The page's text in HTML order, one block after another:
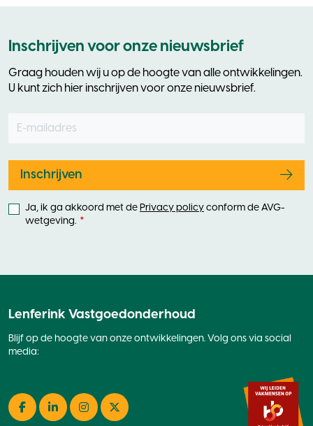
Inschrijven voor onze nieuwsbrief
Graag houden wij u op de hoogte van alle ontwikkelingen.
U kunt zich hier inschrijven voor onze nieuwsbrief.
Leave
blank
Inschrijven
Ja, ik ga akkoord met de Privacy policy conform de AVG-
wetgeving.
Lenferink Vastgoedonderhoud
Blijf op de hoogte van onze ontwikkelingen. Volg ons via social
media:
Facebook
LinkedInInstagramTwitter